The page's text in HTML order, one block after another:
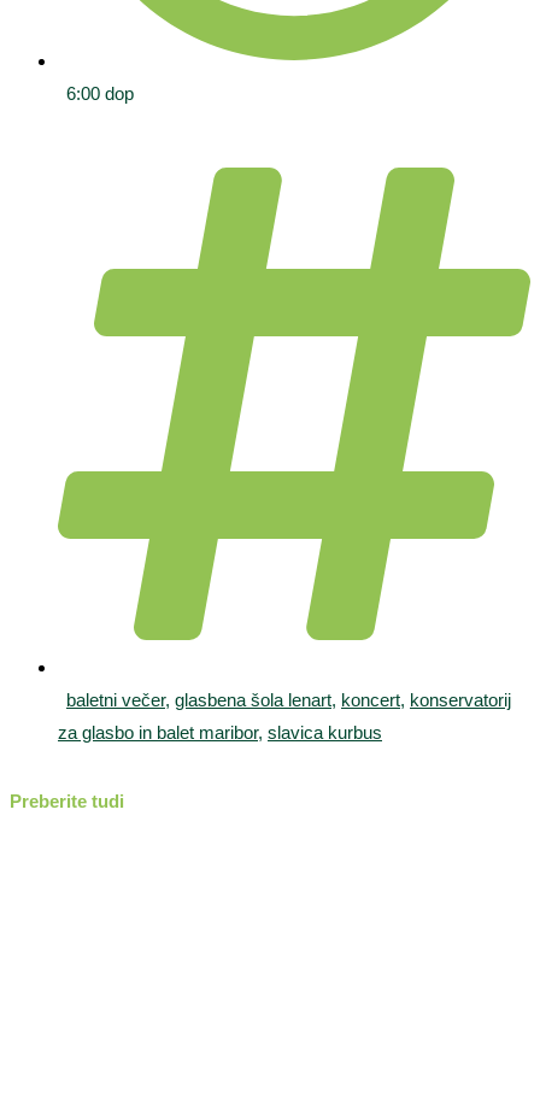
6:00 dop
baletni večer, glasbena šola lenart, koncert, konservatorij
za glasbo in balet maribor, slavica kurbus
Preberite tudi